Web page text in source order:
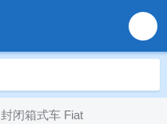
封闭箱式车 Fiat